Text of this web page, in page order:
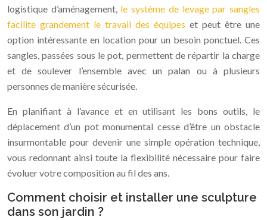
logistique d’aménagement, le système de levage par sangles
facilite grandement le travail des équipes et peut être une
option intéressante en location pour un besoin ponctuel. Ces
sangles, passées sous le pot, permettent de répartir la charge
et de soulever l’ensemble avec un palan ou à plusieurs
personnes de manière sécurisée.
En planifiant à l’avance et en utilisant les bons outils, le
déplacement d’un pot monumental cesse d’être un obstacle
insurmontable pour devenir une simple opération technique,
vous redonnant ainsi toute la flexibilité nécessaire pour faire
évoluer votre composition au fil des ans.
Comment choisir et installer une sculpture
dans son jardin ?